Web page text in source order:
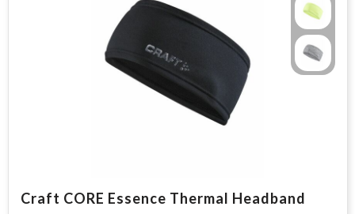
Craft CORE Essence Thermal Headband